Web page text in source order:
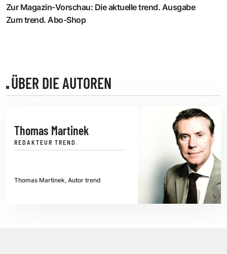
Zur Magazin-Vorschau: Die aktuelle trend. Ausgabe
Zum trend. Abo-Shop
ÜBER DIE AUTOREN
Thomas Martinek
REDAKTEUR TREND.
Thomas Martinek, Autor trend